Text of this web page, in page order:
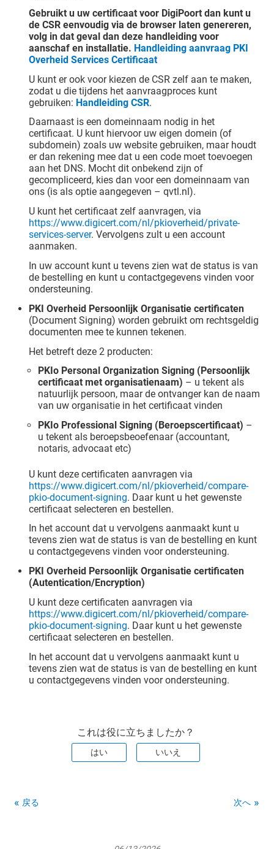
Gebruikt u uw certificaat voor DigiPoort dan kunt u
de CSR eenvoudig via de browser laten genereren,
volg in dat geval dan deze handleiding voor
aanschaf en installatie. Handleiding aanvraag PKI
Overheid Services Certificaat
U kunt er ook voor kiezen de CSR zelf aan te maken,
zodat u die tijdens het aanvraagproces kunt
gebruiken: Handleiding CSR.
Daarnaast is een domeinnaam nodig in het
certificaat. U kunt hiervoor uw eigen domein (of
subdomein) zoals uw website gebruiken, maar houdt
er dan rekening mee dat u een code moet toevoegen
aan het DNS. Mocht dit onbekend zijn of
gecompliceerd, kies dan voor een domeinnaam van
ons (is als optie aangegeven – qvtl.nl).
U kunt het certificaat zelf aanvragen, via
https://www.digicert.com/nl/pkioverheid/private-
services-server. Vervolgens zult u een account
aanmaken.
In uw account kunt u tevens zien wat de status is van
de bestelling en kunt u contactgegevens vinden voor
ondersteuning.
PKI Overheid Persoonlijk Organisatie certificaten
(Document Signing) worden gebruikt om rechtsgeldig
documenten mee te kunnen tekenen.
Het betreft deze 2 producten:
PKIo Personal Organization Signing (Persoonlijk
certificaat met organisatienaam) – u tekent als
natuurlijk persoon, maar de ontvanger kan de naam
van uw organisatie in het certificaat vinden
PKIo Professional Signing (Beroepscertificaat) –
u tekent als beroepsbeoefenaar (accountant,
notaris, advocaat etc)
U kunt deze certificaten aanvragen via
https://www.digicert.com/nl/pkioverheid/compare-
pkio-document-signing. Daar kunt u het gewenste
certificaat selecteren en bestellen.
In het account dat u vervolgens aanmaakt kunt u
tevens zien wat de status is van de bestelling en kunt
u contactgegevens vinden voor ondersteuning.
PKI Overheid Persoonlijk Organisatie certificaten
(Autentication/Encryption)
U kunt deze certificaten aanvragen via
https://www.digicert.com/nl/pkioverheid/compare-
pkio-document-signing. Daar kunt u het gewenste
certificaat selecteren en bestellen.
In het account dat u vervolgens aanmaakt kunt u
tevens zien wat de status is van de bestelling en kunt
u contactgegevens vinden voor ondersteuning.
これは役に立ちましたか？
はい いいえ
戻る 次へ